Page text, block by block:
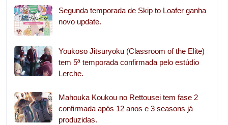
Segunda temporada de Skip to Loafer ganha
novo update.
Youkoso Jitsuryoku (Classroom of the Elite)
tem 5ª temporada confirmada pelo estúdio
Lerche.
Mahouka Koukou no Rettousei tem fase 2
confirmada após 12 anos e 3 seasons já
produzidas.